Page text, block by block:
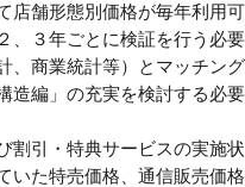
舗形態別価格が毎年利用
、３年ごとに検証を行う必
、商業統計等）とマッチン
造編」の充実を検討する必
引・特典サービスの実施
た特売価格、通信販売価